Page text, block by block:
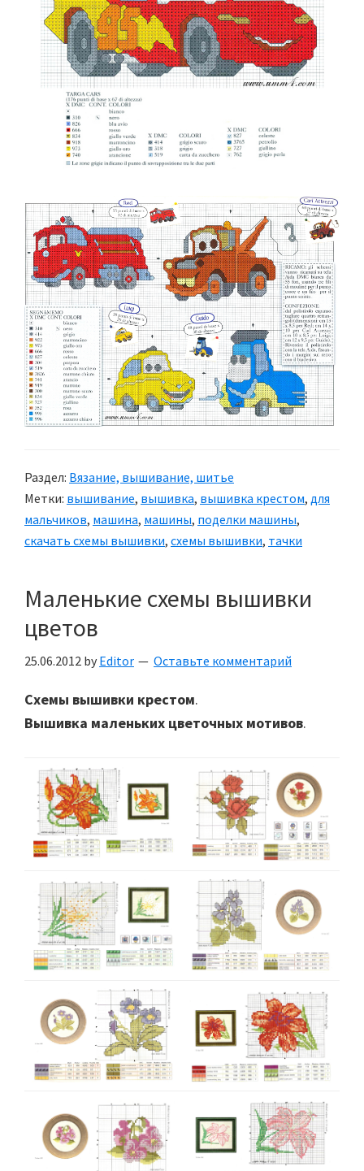
Раздел: Вязание, вышивание, шитье
Метки: вышивание, вышивка, вышивка крестом, для
мальчиков, машина, машины, поделки машины,
скачать схемы вышивки, схемы вышивки, тачки
Маленькие схемы вышивки
цветов
25.06.2012 by Editor Оставьте комментарий
Схемы вышивки крестом.
Вышивка маленьких цветочных мотивов.